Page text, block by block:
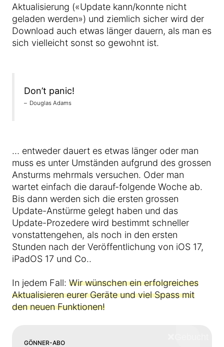
Aktualisierung («Update kann/konnte nicht
geladen werden») und ziemlich sicher wird der
Download auch etwas länger dauern, als man es
sich vielleicht sonst so gewohnt ist.
Don’t panic!
Douglas Adams
… entweder dauert es etwas länger oder man
muss es unter Umständen aufgrund des grossen
Ansturms mehrmals versuchen. Oder man
wartet einfach die darauf-folgende Woche ab.
Bis dann werden sich die ersten grossen
Update-Anstürme gelegt haben und das
Update-Prozedere wird bestimmt schneller
vonstattengehen, als noch in den ersten
Stunden nach der Veröffentlichung von iOS 17,
iPadOS 17 und Co..
In jedem Fall: Wir wünschen ein erfolgreiches
Aktualisieren eurer Geräte und viel Spass mit
den neuen Funktionen!
GÖNNER-ABO